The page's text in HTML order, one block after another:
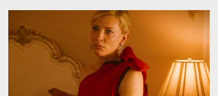
Protest de amploare al fermierilor în Capitală